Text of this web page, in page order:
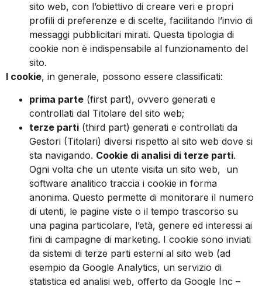
sito web, con l’obiettivo di creare veri e propri
profili di preferenze e di scelte, facilitando l’invio di
messaggi pubblicitari mirati. Questa tipologia di
cookie non è indispensabile al funzionamento del
sito.
I cookie, in generale, possono essere classificati:
prima parte (first part), ovvero generati e
controllati dal Titolare del sito web;
terze parti (third part) generati e controllati da
Gestori (Titolari) diversi rispetto al sito web dove si
sta navigando. Cookie di analisi di terze parti.
Ogni volta che un utente visita un sito web, un
software analitico traccia i cookie in forma
anonima. Questo permette di monitorare il numero
di utenti, le pagine viste o il tempo trascorso su
una pagina particolare, l’età, genere ed interessi ai
fini di campagne di marketing. I cookie sono inviati
da sistemi di terze parti esterni al sito web (ad
esempio da Google Analytics, un servizio di
statistica ed analisi web, offerto da Google Inc –